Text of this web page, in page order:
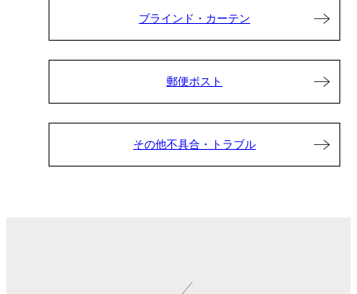
ブラインド・カーテン
郵便ポスト
その他不具合・トラブル